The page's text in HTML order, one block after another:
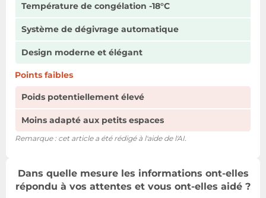
Température de congélation -18°C
Système de dégivrage automatique
Design moderne et élégant
Points faibles
Poids potentiellement élevé
Moins adapté aux petits espaces
Remarque : cet article a été rédigé à l'aide de l'AI.
Dans quelle mesure les informations ont-elles
répondu à vos attentes et vous ont-elles aidé ?